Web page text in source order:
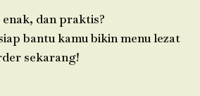
dan praktis?
bantu kamu bikin menu lezat
sekarang!